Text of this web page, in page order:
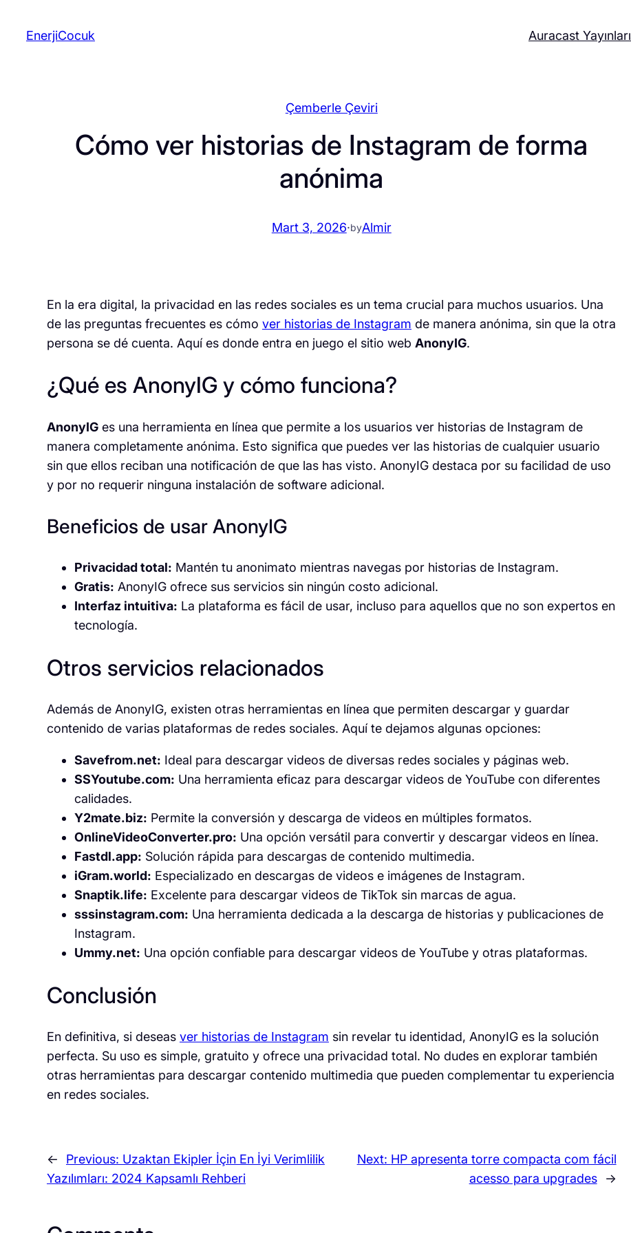
EnerjiCocuk Auracast Yayınları
Çemberle Çeviri
Cómo ver historias de Instagram de forma
anónima
Mart 3, 2026·byAlmir
En la era digital, la privacidad en las redes sociales es un tema crucial para muchos usuarios. Una
de las preguntas frecuentes es cómo ver historias de Instagram de manera anónima, sin que la otra
persona se dé cuenta. Aquí es donde entra en juego el sitio web AnonyIG.
¿Qué es AnonyIG y cómo funciona?
AnonyIGes una herramienta en línea que permite a los usuarios ver historias de Instagram de
manera completamente anónima. Esto significa que puedes ver las historias de cualquier usuario
sin que ellos reciban una notificación de que las has visto. AnonyIG destaca por su facilidad de uso
y por no requerir ninguna instalación de software adicional.
Beneficios de usar AnonyIG
Privacidad total: Mantén tu anonimato mientras navegas por historias de Instagram.
Gratis: AnonyIG ofrece sus servicios sin ningún costo adicional.
Interfaz intuitiva: La plataforma es fácil de usar, incluso para aquellos que no son expertos en
tecnología.
Otros servicios relacionados
Además de AnonyIG, existen otras herramientas en línea que permiten descargar y guardar
contenido de varias plataformas de redes sociales. Aquí te dejamos algunas opciones:
Savefrom.net: Ideal para descargar videos de diversas redes sociales y páginas web.
SSYoutube.com: Una herramienta eficaz para descargar videos de YouTube con diferentes
calidades.
Y2mate.biz: Permite la conversión y descarga de videos en múltiples formatos.
OnlineVideoConverter.pro: Una opción versátil para convertir y descargar videos en línea.
Fastdl.app: Solución rápida para descargas de contenido multimedia.
iGram.world: Especializado en descargas de videos e imágenes de Instagram.
Snaptik.life: Excelente para descargar videos de TikTok sin marcas de agua.
sssinstagram.com: Una herramienta dedicada a la descarga de historias y publicaciones de
Instagram.
Ummy.net: Una opción confiable para descargar videos de YouTube y otras plataformas.
Conclusión
En definitiva, si deseas ver historias de Instagram sin revelar tu identidad, AnonyIG es la solución
perfecta. Su uso es simple, gratuito y ofrece una privacidad total. No dudes en explorar también
otras herramientas para descargar contenido multimedia que pueden complementar tu experiencia
en redes sociales.
← Previous: Uzaktan Ekipler İçin En İyi Verimlilik
Yazılımları: 2024 Kapsamlı Rehberi
Next: HP apresenta torre compacta com fácil
acesso para upgrades
→